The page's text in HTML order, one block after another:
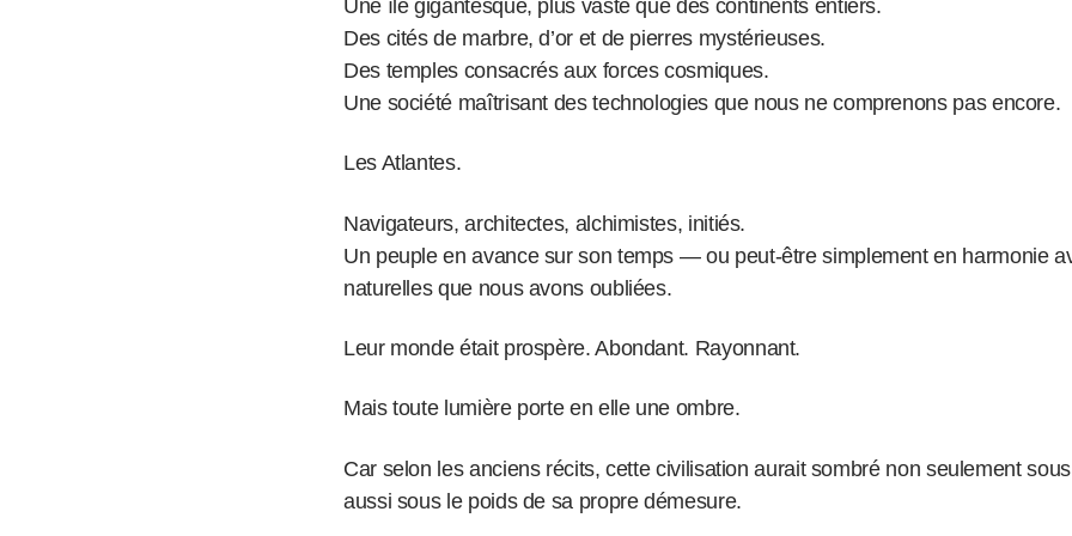
Une île gigantesque, plus vaste que des continents entiers.
Des cités de marbre, d’or et de pierres mystérieuses.
Des temples consacrés aux forces cosmiques.
Une société maîtrisant des technologies que nous ne comprenons pas encore.
Les Atlantes.
Navigateurs, architectes, alchimistes, initiés.
Un peuple en avance sur son temps — ou peut-être simplement en harmonie
naturelles que nous avons oubliées.
Leur monde était prospère. Abondant. Rayonnant.
Mais toute lumière porte en elle une ombre.
Car selon les anciens récits, cette civilisation aurait sombré non seulement
aussi sous le poids de sa propre démesure.